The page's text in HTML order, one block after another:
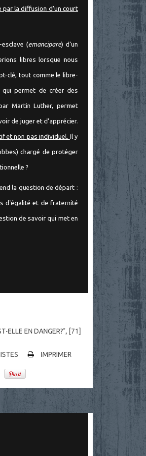
par la diffusion d'un court
(emancipare) d'un
libres lorsque nous
clé, tout comme le libre-
permet de créer des
Martin Luther, permet
de juger et d'apprécier.
et non pas individuel. Il y
chargé de protéger
?
la question de départ :
d'égalité et de fraternité
de savoir qui met en
ELLE EN DANGER?", [71]
IMPRIMER